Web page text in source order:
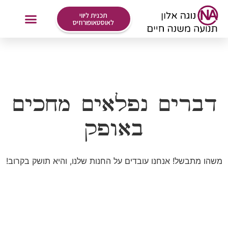
תכנית ליווי
לאוסטאופורוזיס
דברים נפלאים מחכים
באופק
משהו מתבשל! אנחנו עובדים על החנות שלנו, והיא תושק בקרוב!